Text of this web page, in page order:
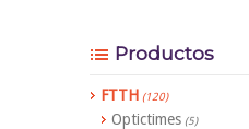
Productos
FTTH (120)
Optictimes (5)